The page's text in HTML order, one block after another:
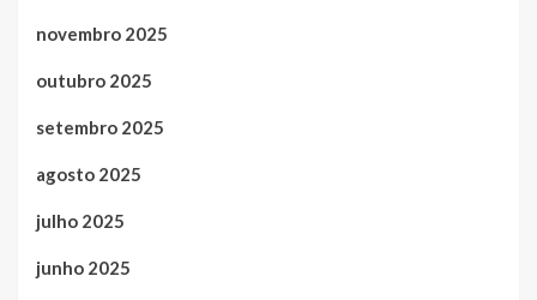
novembro 2025
outubro 2025
setembro 2025
agosto 2025
julho 2025
junho 2025